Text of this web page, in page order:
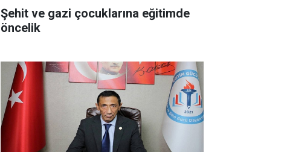
Şehit ve gazi çocuklarına eğitimde
öncelik